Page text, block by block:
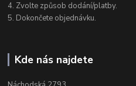
4. Zvolte způsob dodání/platby.
5. Dokončete objednávku.
Kde nás najdete